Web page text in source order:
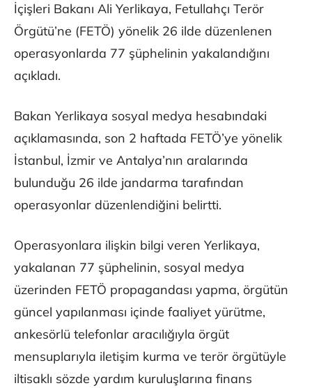
İçişleri Bakanı Ali Yerlikaya, Fetullahçı Terör
Örgütü’ne (FETÖ) yönelik 26 ilde düzenlenen
operasyonlarda 77 şüphelinin yakalandığını
açıkladı.
Bakan Yerlikaya sosyal medya hesabındaki
açıklamasında, son 2 haftada FETÖ’ye yönelik
İstanbul, İzmir ve Antalya’nın aralarında
bulunduğu 26 ilde jandarma tarafından
operasyonlar düzenlendiğini belirtti.
Operasyonlara ilişkin bilgi veren Yerlikaya,
yakalanan 77 şüphelinin, sosyal medya
üzerinden FETÖ propagandası yapma, örgütün
güncel yapılanması içinde faaliyet yürütme,
ankesörlü telefonlar aracılığıyla örgüt
mensuplarıyla iletişim kurma ve terör örgütüyle
iltisaklı sözde yardım kuruluşlarına finans